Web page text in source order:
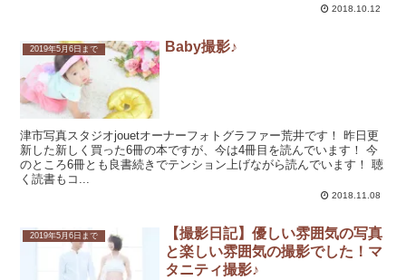
2018.10.12
2019年5月6日まで Baby撮影♪
津市写真スタジオjouetオーナーフォトグラファー荒井です！ 昨日更
新した新しく買った6冊の本ですが、今は4冊目を読んでいます！ 今
のところ6冊とも良書続きでテンション上げながら読んでいます！ 聴
く読書もコ...
2018.11.08
2019年5月6日まで
【撮影日記】優しい雰囲気の写真
と楽しい雰囲気の撮影でした！マ
タニティ撮影♪